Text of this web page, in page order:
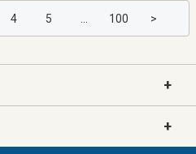
4 5 100 >
+
+